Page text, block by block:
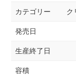
カテゴリー ク
発売日
生産終了日
容積